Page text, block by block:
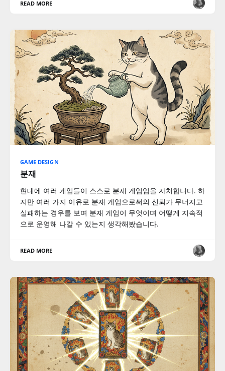
READ MORE
GAME DESIGN
분재
현대에 여러 게임들이 스스로 분재 게임임을 자처합니다. 하
지만 여러 가지 이유로 분재 게임으로써의 신뢰가 무너지고
실패하는 경우를 보며 분재 게임이 무엇이며 어떻게 지속적
으로 운영해 나갈 수 있는지 생각해봤습니다.
READ MORE